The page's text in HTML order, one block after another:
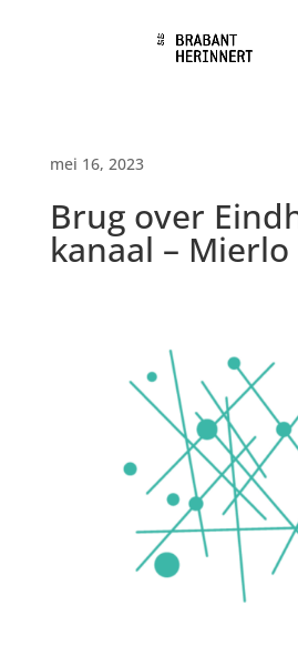
mei 16, 2023
Brug over
kanaal – Mierlo